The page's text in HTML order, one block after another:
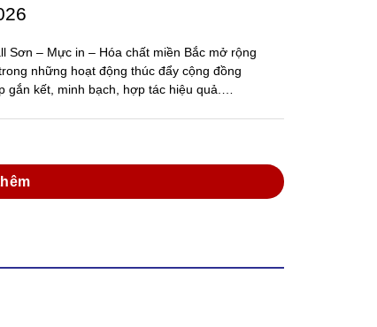
Sơn – Mực in – Hóa chất miền Bắc mở rộng
những hoạt động thúc đẩy cộng đồng
gắn kết, minh bạch, hợp tác hiệu quả.